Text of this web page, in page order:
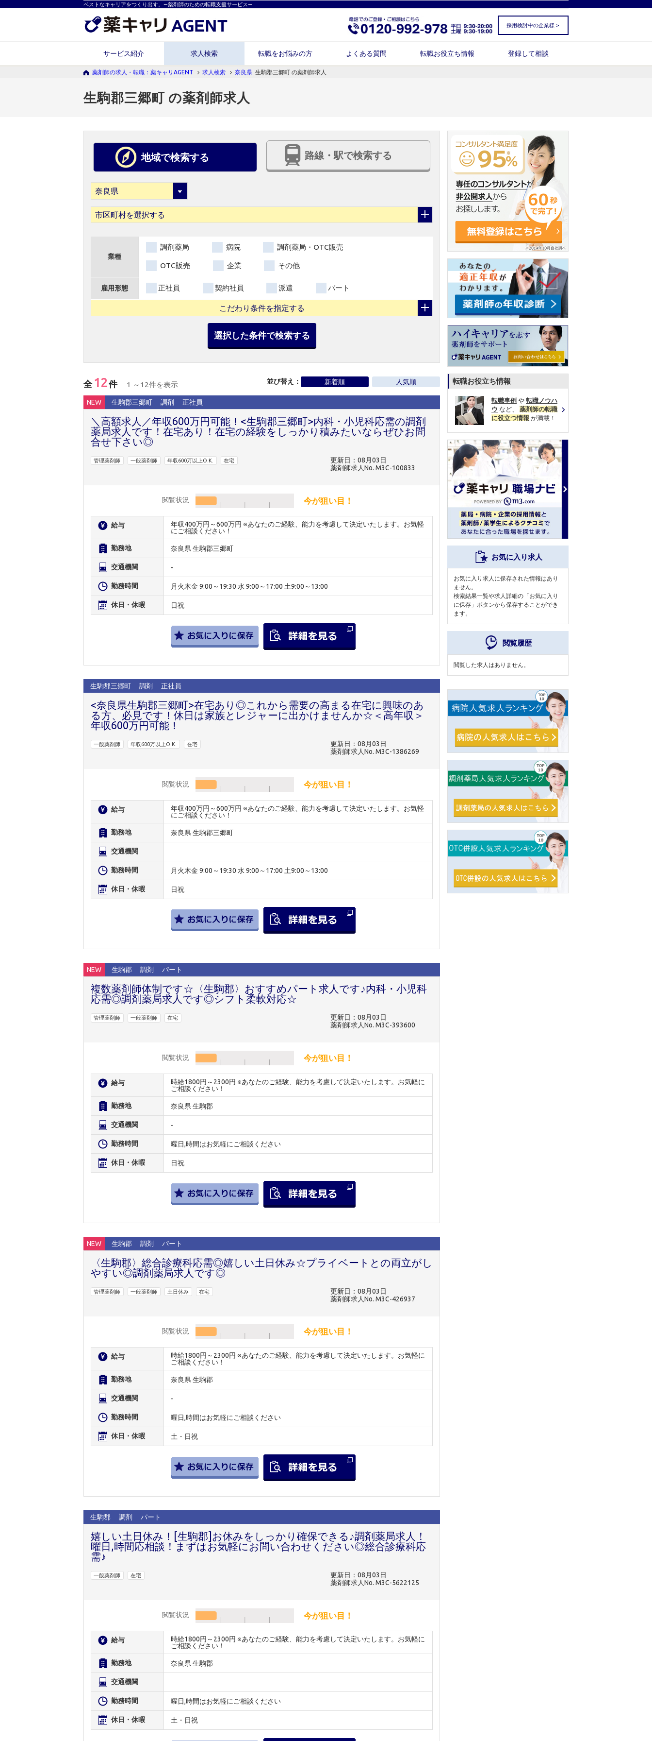
ベストなキャリアをつくり出す。―薬剤師のための転職支援サービス―
採用検討中の企業様 >
サービス紹介 求人検索 転職をお悩みの方 よくある質問 転職お役立ち情報 登録して相談
薬剤師の求人・転職：薬キャリAGENT 求人検索 奈良県 生駒郡三郷町 の薬剤師求人
生駒郡三郷町 の薬剤師求人
地域で検索する 路線・駅で検索する
市区町村を選択する
業種
調剤薬局 病院 調剤薬局・OTC販売
OTC販売 企業 その他
雇用形態 正社員 契約社員 派遣 パート
こだわり条件を指定する
選択した条件で検索する
全 12件 1 ～12件を表示 並び替え： 新着順 人気順
NEW 生駒郡三郷町 調剤 正社員
＼高額求人／年収600万円可能！<生駒郡三郷町>内科・小児科応需の調剤
薬局求人です！在宅あり！在宅の経験をしっかり積みたいならぜひお問
合せ下さい◎
管理薬剤師 一般薬剤師 年収600万以上O.K. 在宅
更新日：08月03日
薬剤師求人No. M3C-100833
閲覧状況 今が狙い目！
給与
年収400万円～600万円 ※あなたのご経験、能力を考慮して決定いたします。お気軽
にご相談ください！
勤務地 奈良県 生駒郡三郷町
交通機関 -
勤務時間 月火木金 9:00～19:30 水 9:00～17:00 土9:00～13:00
休日・休暇 日祝
生駒郡三郷町 調剤 正社員
<奈良県生駒郡三郷町>在宅あり◎これから需要の高まる在宅に興味のあ
る方、必見です！休日は家族とレジャーに出かけませんか☆＜高年収＞
年収600万円可能！
一般薬剤師 年収600万以上O.K. 在宅
更新日：08月03日
薬剤師求人No. M3C-1386269
閲覧状況 今が狙い目！
給与
年収400万円～600万円 ※あなたのご経験、能力を考慮して決定いたします。お気軽
にご相談ください！
勤務地 奈良県 生駒郡三郷町
交通機関
勤務時間 月火木金 9:00～19:30 水 9:00～17:00 土9:00～13:00
休日・休暇 日祝
NEW 生駒郡 調剤 パート
複数薬剤師体制です☆〈生駒郡〉おすすめパート求人です♪内科・小児科
応需◎調剤薬局求人です◎シフト柔軟対応☆
管理薬剤師 一般薬剤師 在宅
更新日：08月03日
薬剤師求人No. M3C-393600
閲覧状況 今が狙い目！
給与
時給1800円～2300円 ※あなたのご経験、能力を考慮して決定いたします。お気軽に
ご相談ください！
勤務地 奈良県 生駒郡
交通機関 -
勤務時間 曜日,時間はお気軽にご相談ください
休日・休暇 日祝
NEW 生駒郡 調剤 パート
〈生駒郡〉総合診療科応需◎嬉しい土日休み☆プライベートとの両立がし
やすい◎調剤薬局求人です◎
管理薬剤師 一般薬剤師 土日休み 在宅
更新日：08月03日
薬剤師求人No. M3C-426937
閲覧状況 今が狙い目！
給与
時給1800円～2300円 ※あなたのご経験、能力を考慮して決定いたします。お気軽に
ご相談ください！
勤務地 奈良県 生駒郡
交通機関 -
勤務時間 曜日,時間はお気軽にご相談ください
休日・休暇 土・日祝
生駒郡 調剤 パート
嬉しい土日休み！[生駒郡]お休みをしっかり確保できる♪調剤薬局求人！
曜日,時間応相談！まずはお気軽にお問い合わせください◎総合診療科応
需♪
一般薬剤師 在宅
更新日：08月03日
薬剤師求人No. M3C-5622125
閲覧状況 今が狙い目！
給与
時給1800円～2300円 ※あなたのご経験、能力を考慮して決定いたします。お気軽に
ご相談ください！
勤務地 奈良県 生駒郡
交通機関
勤務時間 曜日,時間はお気軽にご相談ください
休日・休暇 土・日祝
転職お役立ち情報
転職事例 や 転職ノウハ
ウ など、 薬剤師の転職
に役立つ情報 が満載！
お気に入り求人
お気に入り求人に保存された情報はあり
ません。
検索結果一覧や求人詳細の「お気に入り
に保存」ボタンから保存することができ
ます。
閲覧履歴
閲覧した求人はありません。